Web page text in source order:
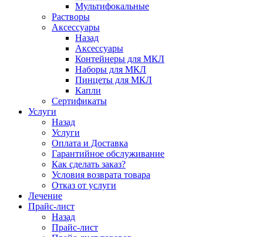
Мультифокальные
Растворы
Аксессуары
Назад
Аксессуары
Контейнеры для МКЛ
Наборы для МКЛ
Пинцеты для МКЛ
Капли
Сертификаты
Услуги
Назад
Услуги
Оплата и Доставка
Гарантийное обслуживание
Как сделать заказ?
Условия возврата товара
Отказ от услуги
Лечение
Прайс-лист
Назад
Прайс-лист